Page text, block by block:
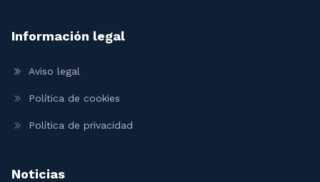
Información legal
Aviso legal
Política de cookies
Política de privacidad
Noticias